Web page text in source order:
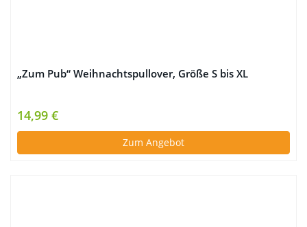
„Zum Pub“ Weihnachtspullover, Größe S bis XL
14,99 €
Zum Angebot